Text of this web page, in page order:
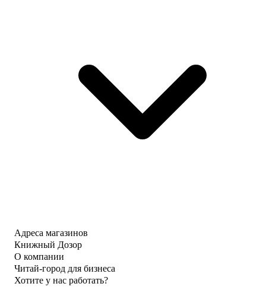
Адреса магазинов
Книжный Дозор
О компании
Читай-город для бизнеса
Хотите у нас работать?